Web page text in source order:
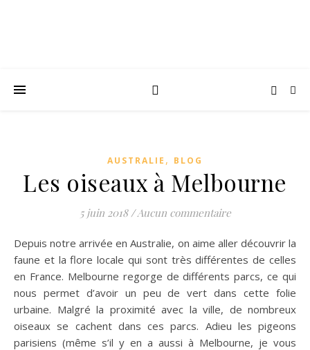
AUSTRALIE , BLOG
Les oiseaux à Melbourne
5 juin 2018 /Aucun commentaire
Depuis notre arrivée en Australie, on aime aller découvrir la
faune et la flore locale qui sont très différentes de celles
en France. Melbourne regorge de différents parcs, ce qui
nous permet d’avoir un peu de vert dans cette folie
urbaine. Malgré la proximité avec la ville, de nombreux
oiseaux se cachent dans ces parcs. Adieu les pigeons
parisiens (même s’il y en a aussi à Melbourne, je vous